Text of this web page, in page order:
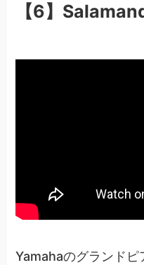
【6】
Yamahaのグランドピ